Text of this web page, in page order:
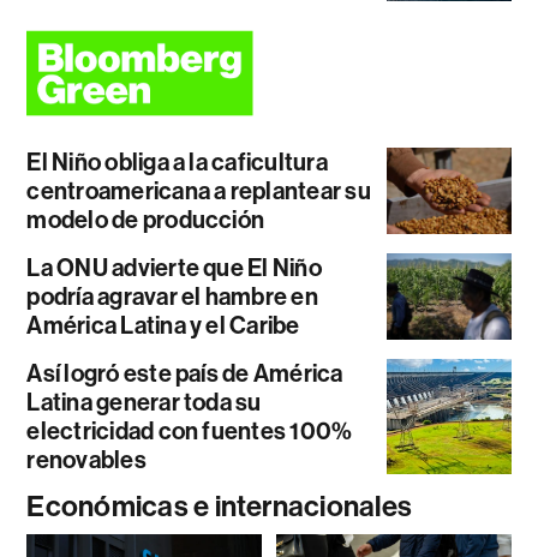
El Niño obliga a la caficultura
centroamericana a replantear su
modelo de producción
La ONU advierte que El Niño
podría agravar el hambre en
América Latina y el Caribe
Así logró este país de América
Latina generar toda su
electricidad con fuentes 100%
renovables
Económicas e internacionales